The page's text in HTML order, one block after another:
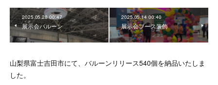
2025.05.28 00:47
展示会バルーン
2025.05.14 00:40
展示会ブース装飾
山梨県富士吉田市にて、バルーンリリース540個を納品いたしま
した。